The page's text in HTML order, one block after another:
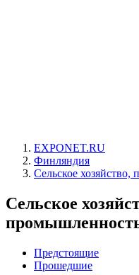
EXPONET.RU
Финляндия
Сельское
Сельское
Предстоящие
Прошедшие